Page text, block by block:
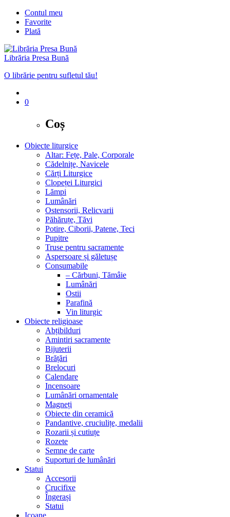
Contul meu
Favorite
Plată
Librăria Presa Bună
O librărie pentru sufletul tău!
0
Coș
Obiecte liturgice
Altar: Fețe, Pale, Corporale
Cădelnițe, Navicele
Cărți Liturgice
Clopeței Liturgici
Lămpi
Lumânări
Ostensorii, Relicvarii
Păhăruțe, Tăvi
Potire, Ciborii, Patene, Teci
Pupitre
Truse pentru sacramente
Aspersoare și găletușe
Consumabile
– Cărbuni, Tămâie
Lumânări
Ostii
Parafină
Vin liturgic
Obiecte religioase
Abțibilduri
Amintiri sacramente
Bijuterii
Brățări
Brelocuri
Calendare
Incensoare
Lumânări ornamentale
Magneți
Obiecte din ceramică
Pandantive, cruciulițe, medalii
Rozarii și cutiuțe
Rozete
Semne de carte
Suporturi de lumânări
Statui
Accesorii
Crucifixe
Îngerași
Statui
Icoane